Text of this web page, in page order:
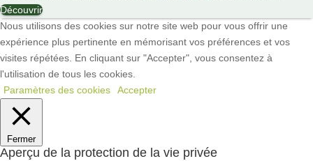
Découvrir
Nous utilisons des cookies sur notre site web pour vous offrir une
expérience plus pertinente en mémorisant vos préférences et vos
visites répétées. En cliquant sur "Accepter", vous consentez à
l'utilisation de tous les cookies.
Paramètres des cookies
Accepter
Fermer
Aperçu de la protection de la vie privée